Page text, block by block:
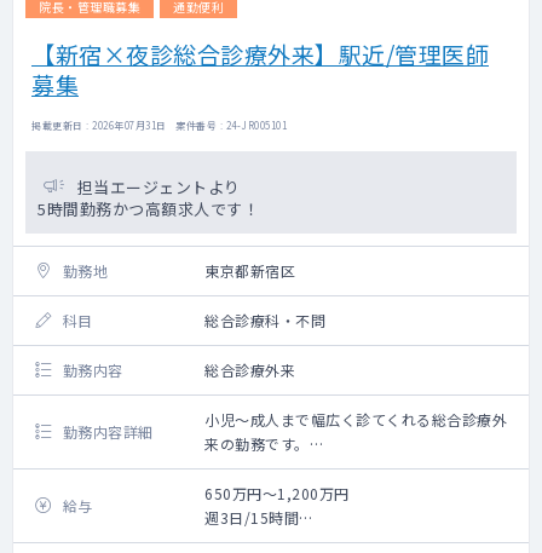
院長・管理職募集 通勤便利
【新宿×夜診総合診療外来】駅近/管理医師
募集
掲載更新日 : 2026年07月31日 案件番号 : 24-JR005101
担当エージェントより
5時間勤務かつ高額求人です！
勤務地 東京都新宿区
科目 総合診療科・不問
勤務内容 総合診療外来
勤務内容詳細
小児～成人まで幅広く診てくれる総合診療外
来の勤務です。
泌尿器・皮膚科標榜ですが、それ以外にも内
科系なども幅広く診れる方を希望しておりま
す。
（イメージとしては夜間の診療所）
給与
650万円～1,200万円
週3日/15時間
◇常勤医